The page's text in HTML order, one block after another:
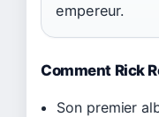
empereur.
Comment Rick
Son premier